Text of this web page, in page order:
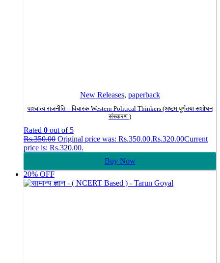
New Releases, paperback
पाश्चात्य राजनीति – विचारक Western Political Thinkers (अष्टम पूर्णतया सशोधन
संस्करण )
Rated 0 out of 5
Rs.350.00 Original price was: Rs.350.00.Rs.320.00Current
price is: Rs.320.00.
Buy Now
20% OFF